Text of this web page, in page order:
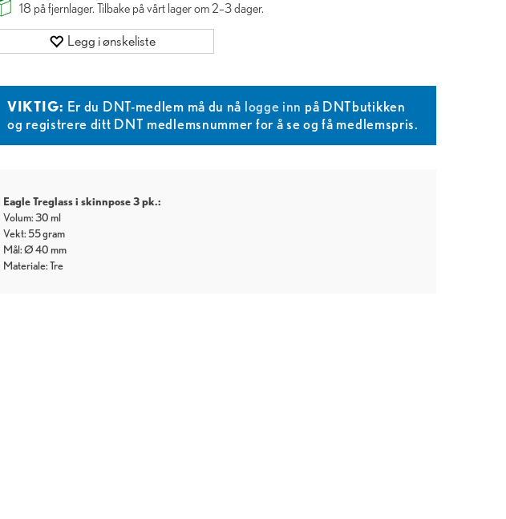
18 på fjernlager. Tilbake på vårt lager om 2–3 dager.
Legg i ønskeliste
VIKTIG: Er du DNT-medlem må du nå logge inn på DNTbutikken
og registrere ditt DNT medlemsnummer for å se og få medlemspris.
Eagle Treglass i skinnpose 3 pk.:
Volum: 30 ml
Vekt: 55 gram
Mål: Ø 40 mm
Materiale: Tre